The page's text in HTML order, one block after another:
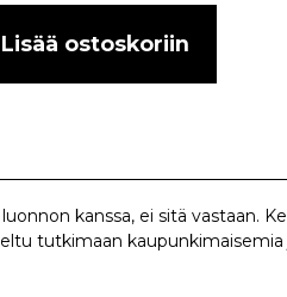
Lisää ostoskoriin
kanssa, ei sitä vastaan.
tutkimaan kaupunkimaisemia